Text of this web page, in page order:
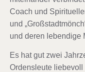
Coach und
und
und deren lebendige
Es hat gut zwei
Ordensleute